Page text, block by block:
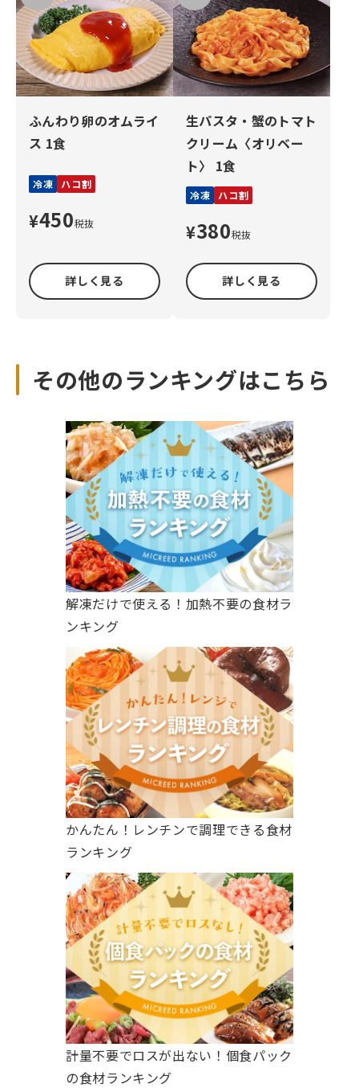
ふんわり卵のオムライ
ス 1食
冷凍 ハコ割
¥450税抜
詳しく見る
生パスタ・蟹のトマト
クリーム〈オリベー
ト〉 1食
冷凍 ハコ割
¥380税抜
詳しく見る
その他のランキングはこちら
解凍だけで使える！加熱不要の食材ラ
ンキング
かんたん！レンチンで調理できる食材
ランキング
計量不要でロスが出ない！個食パック
の食材ランキング